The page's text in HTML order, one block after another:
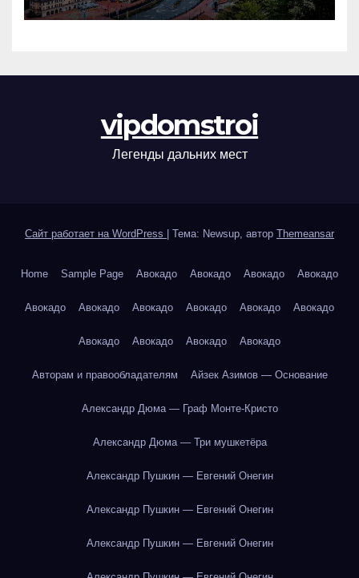
vipdomstroi
Легенды дальних мест
Сайт работает на WordPress Тема: Newsup, автор Themeansar
Home Sample Page Авокадо Авокадо Авокадо Авокадо
Авокадо Авокадо Авокадо Авокадо Авокадо Авокадо
Авокадо Авокадо Авокадо Авокадо
Авторам и правообладателям Айзек Азимов — Основание
Александр Дюма — Граф Монте-Кристо
Александр Дюма — Три мушкетёра
Александр Пушкин — Евгений Онегин
Александр Пушкин — Евгений Онегин
Александр Пушкин — Евгений Онегин